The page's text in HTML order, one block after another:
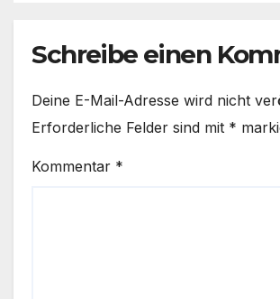
Schreibe einen
Deine E-Mail-Adresse wird nicht
Erforderliche Felder sind mit *
Kommentar *